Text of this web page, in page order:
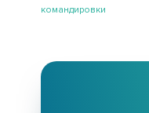
командировки